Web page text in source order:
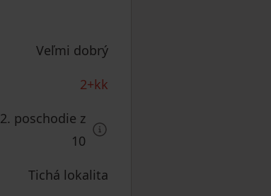
Veľmi dobrý
2+kk
2. poschodie z
10
Tichá lokalita